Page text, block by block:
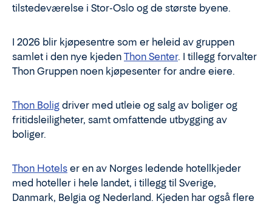
tilstedeværelse i Stor-Oslo og de største byene.
I 2026 blir kjøpesentre som er heleid av gruppen
samlet i den nye kjeden Thon Senter. I tillegg forvalter
Thon Gruppen noen kjøpesenter for andre eiere.
Thon Bolig driver med utleie og salg av boliger og
fritidsleiligheter, samt omfattende utbygging av
boliger.
Thon Hotels er en av Norges ledende hotellkjeder
med hoteller i hele landet, i tillegg til Sverige,
Danmark, Belgia og Nederland. Kjeden har også flere